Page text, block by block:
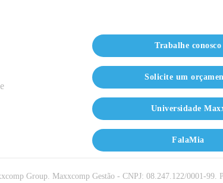
Trabalhe conosco
Solicite um
Universidade
FalaMia
Group. Maxxcomp Gestão - CNPJ: 08.247.122/0001-99.